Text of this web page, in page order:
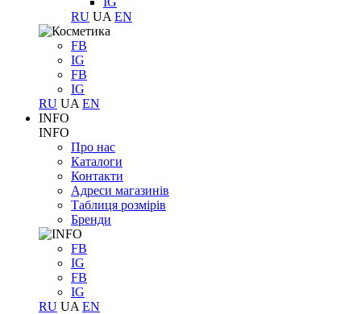
RU UA EN
FB
IG
FB
IG
RU UA EN
INFO
INFO
Про нас
Каталоги
Контакти
Адреси магазинів
Таблиця розмірів
Бренди
FB
IG
FB
IG
RU UA EN